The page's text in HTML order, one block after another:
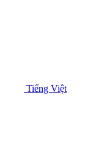
Tiếng Việt